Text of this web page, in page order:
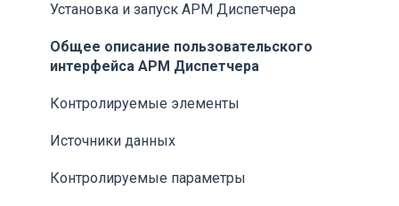
Установка и запуск АРМ Диспетчера
Общее описание пользовательского
интерфейса АРМ Диспетчера
Контролируемые элементы
Источники данных
Контролируемые параметры